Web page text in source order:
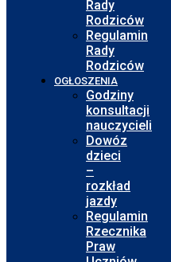
Rady
Rodziców
Regulamin
Rady
Rodziców
OGŁOSZENIA
Godziny
konsultacji
nauczycieli
Dowóz
dzieci
–
rozkład
jazdy
Regulamin
Rzecznika
Praw